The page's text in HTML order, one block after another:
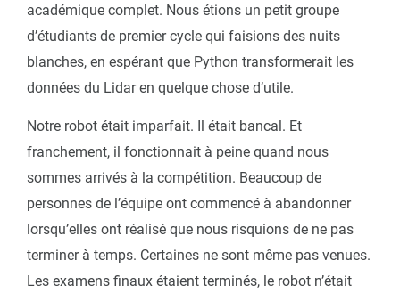
académique complet. Nous étions un petit groupe
d’étudiants de premier cycle qui faisions des nuits
blanches, en espérant que Python transformerait les
données du Lidar en quelque chose d’utile.
Notre robot était imparfait. Il était bancal. Et
franchement, il fonctionnait à peine quand nous
sommes arrivés à la compétition. Beaucoup de
personnes de l’équipe ont commencé à abandonner
lorsqu’elles ont réalisé que nous risquions de ne pas
terminer à temps. Certaines ne sont même pas venues.
Les examens finaux étaient terminés, le robot n’était